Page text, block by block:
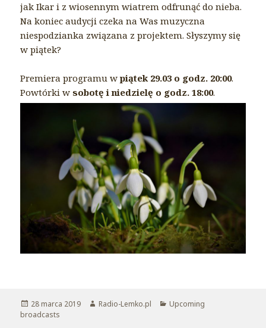
jak Ikar i z wiosennym wiatrem odfrunąć do nieba.
Na koniec audycji czeka na Was muzyczna
niespodzianka związana z projektem. Słyszymy się
w piątek?
Premiera programu wpiątek 29.03 o godz. 20:00.
Powtórki wsobotę i niedzielę o godz. 18:00.
Opublikowano
28 marca 2019 Autor
Radio-Lemko.pl Kategorie
Upcoming
broadcasts